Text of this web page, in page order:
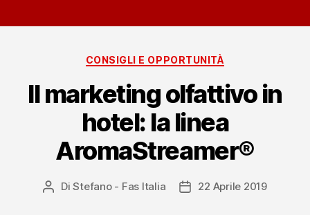
Categorie
CONSIGLI E OPPORTUNITÀ
Il marketing olfattivo in
hotel: la linea
AromaStreamer®
Autore
DiStefano - Fas Italia
Data22 Aprile 2019